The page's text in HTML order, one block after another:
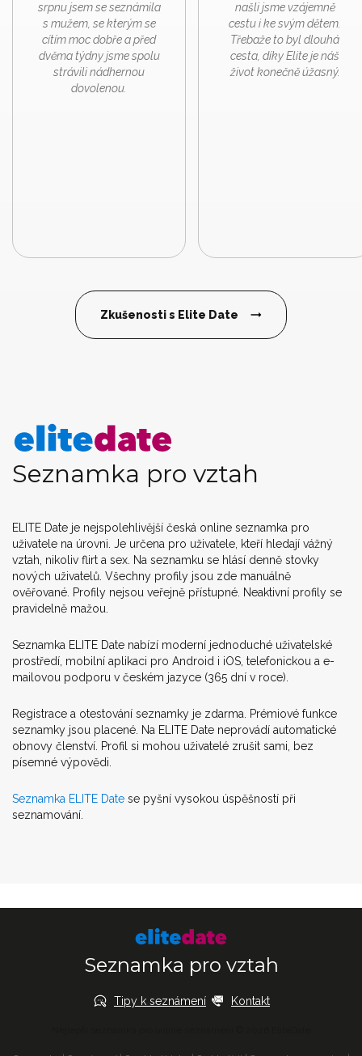
srpnu jsem se seznámila
s mužem, se kterým se
cítím moc dobře a před
dvěma týdny jsme spolu
strávili nádhernou
dovolenou.
našli jsme vzájemně
cestu i ke svým dětem.
Třebaže to byl dlouhá
cesta, díky Elite je náš
život konečně úžasný.
Zkušenosti s Elite Date
Seznamka pro vztah
ELITE Date je nejspolehlivější česká online seznamka pro
uživatele na úrovni. Je určena pro uživatele, kteří hledají vážný
vztah, nikoliv flirt a sex. Na seznamku se hlásí denně stovky
nových uživatelů. Všechny profily jsou zde manuálně
ověřované. Profily nejsou veřejně přístupné. Neaktivní profily se
pravidelně mažou.
Seznamka ELITE Date nabízí moderní jednoduché uživatelské
prostředí, mobilní aplikaci pro Android i iOS, telefonickou a e-
mailovou podporu v českém jazyce (365 dní v roce).
Registrace a otestování seznamky je zdarma. Prémiové funkce
seznamky jsou placené. Na ELITE Date neprovádí automatické
obnovy členství. Profil si mohou uživatelé zrušit sami, bez
písemné výpovědi.
Seznamka ELITE Date se pyšní vysokou úspěšností při
seznamování.
Seznamka pro vztah
Tipy k seznámení Kontakt